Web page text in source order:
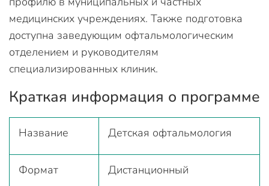
медицинских учреждениях. Также подготовка
доступна заведующим офтальмологическим
отделением и руководителям
специализированных клиник.
Краткая информация о программе
Название Детская офтальмология
Формат Дистанционный